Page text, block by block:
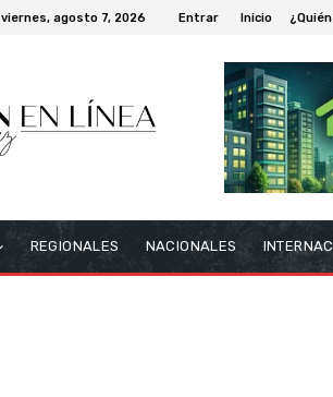
viernes, agosto 7, 2026 Entrar Inicio
REGIONALES NACIONALES